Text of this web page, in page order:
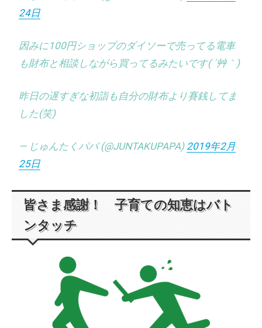
24日
因みに100円ショップのダイソーで売ってる電車
も財布と相談しながら買ってるみたいです( ´艸｀)
昨日の遅すぎな初詣も自分の財布より賽銭してま
した(笑)
— じゅんたくパパ (@JUNTAKUPAPA) 2019年2月
25日
皆さま感謝！ 子育ての知恵はバト
ンタッチ